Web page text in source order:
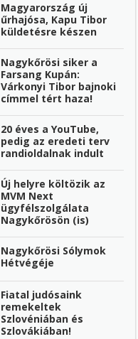
Magyarország új
űrhajósa, Kapu Tibor
küldetésre készen
Nagykőrösi siker a
Farsang Kupán:
Várkonyi Tibor bajnoki
címmel tért haza!
20 éves a YouTube,
pedig az eredeti terv
randioldalnak indult
Új helyre költözik az
MVM Next
ügyfélszolgálata
Nagykőrösön (is)
Nagykőrösi Sólymok
Hétvégéje
Fiatal judósaink
remekeltek
Szlovéniában és
Szlovákiában!